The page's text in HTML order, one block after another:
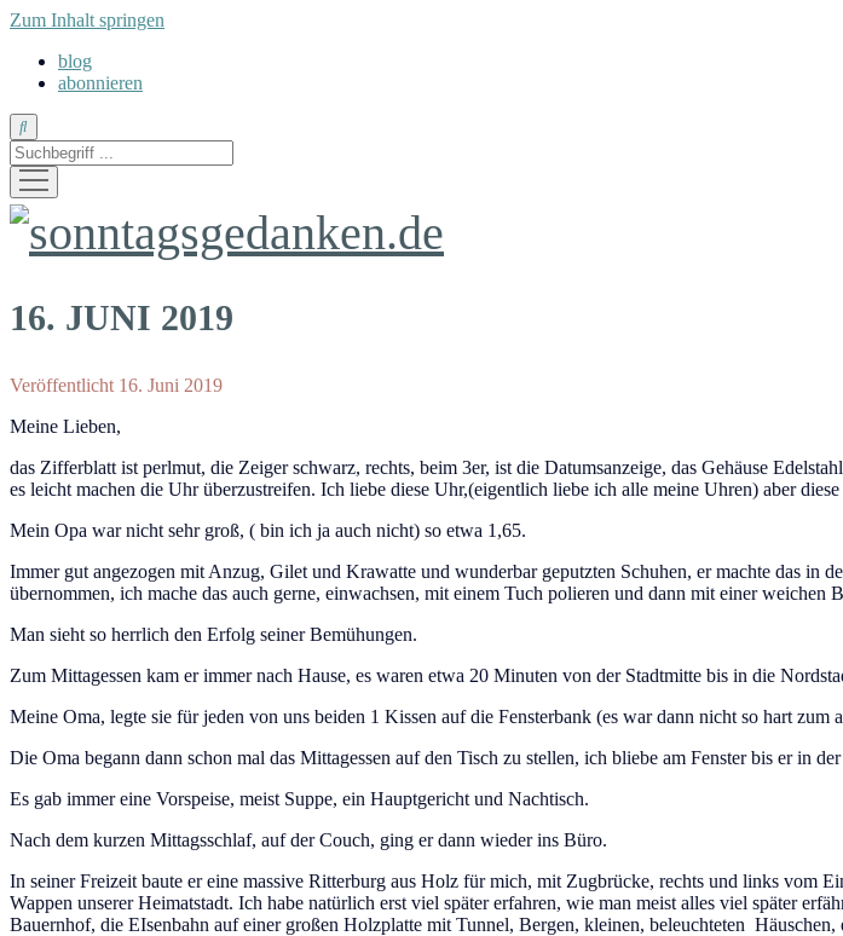
Zum Inhalt springen
blog
abonnieren
Suche
Menü
öffnen
sonntagsgedanken.de
16. JUNI 2019
Veröffentlicht 16. Juni 2019
Meine Lieben,
das Zifferblatt ist perlmut, die Zeiger schwarz, rechts, beim 3er, ist die Datumsanzeige, das Gehäuse
es leicht machen die Uhr überzustreifen. Ich liebe diese Uhr,(eigentlich liebe ich alle meine Uhren) aber
Mein Opa war nicht sehr groß, ( bin ich ja auch nicht) so etwa 1,65.
Immer gut angezogen mit Anzug, Gilet und Krawatte und wunderbar geputzten Schuhen, er machte das in
übernommen, ich mache das auch gerne, einwachsen, mit einem Tuch polieren und dann mit einer weichen
Man sieht so herrlich den Erfolg seiner Bemühungen.
Zum Mittagessen kam er immer nach Hause, es waren etwa 20 Minuten von der Stadtmitte bis in die
Meine Oma, legte sie für jeden von uns beiden 1 Kissen auf die Fensterbank (es war dann nicht so hart
Die Oma begann dann schon mal das Mittagessen auf den Tisch zu stellen, ich bliebe am Fenster bis er in
Es gab immer eine Vorspeise, meist Suppe, ein Hauptgericht und Nachtisch.
Nach dem kurzen Mittagsschlaf, auf der Couch, ging er dann wieder ins Büro.
In seiner Freizeit baute er eine massive Ritterburg aus Holz für mich, mit Zugbrücke, rechts und links vom
Wappen unserer Heimatstadt. Ich habe natürlich erst viel später erfahren, wie man meist alles viel später
Bauernhof, die EIsenbahn auf einer großen Holzplatte mit Tunnel, Bergen, kleinen, beleuchteten